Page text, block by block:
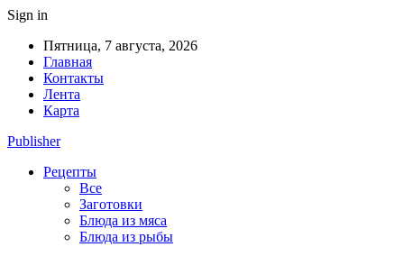
Sign in
Пятница, 7 августа, 2026
Главная
Контакты
Лента
Карта
Publisher
Рецепты
Все
Заготовки
Блюда из мяса
Блюда из рыбы